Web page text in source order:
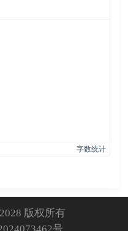
字数统计
版权所有